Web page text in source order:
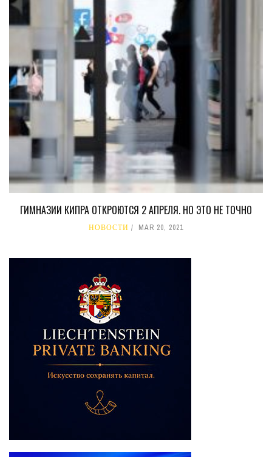
ГИМНАЗИИ КИПРА ОТКРОЮТСЯ 2 АПРЕЛЯ. НО ЭТО НЕ ТОЧНО
НОВОСТИ MAR 20, 2021